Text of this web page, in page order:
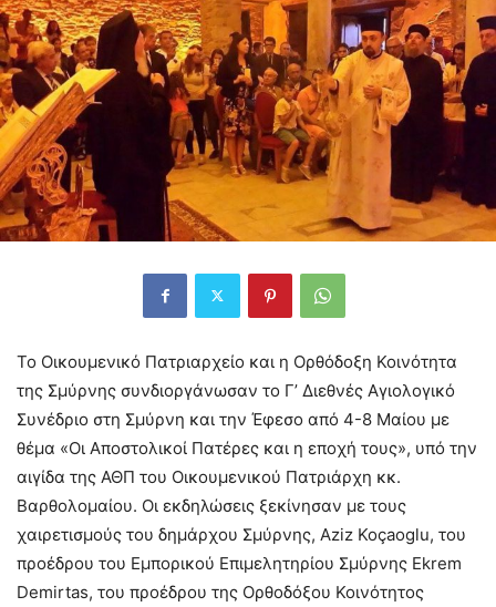
To Οικουμενικό Πατριαρχείο και η Ορθόδοξη Κοινότητα
της Σμύρνης συνδιοργάνωσαν το Γ’ Διεθνές Αγιολογικό
Συνέδριο στη Σμύρνη και την Έφεσο από 4-8 Μαίου με
θέμα «Οι Αποστολικοί Πατέρες και η εποχή τους», υπό την
αιγίδα της ΑΘΠ του Οικουμενικού Πατριάρχη κκ.
Βαρθολομαίου. Οι εκδηλώσεις ξεκίνησαν με τους
χαιρετισμούς του δημάρχου Σμύρνης, Aziz Koçaoglu, του
προέδρου του Εμπορικού Επιμελητηρίου Σμύρνης Ekrem
Demirtas, του προέδρου της Ορθοδόξου Κοινότητος